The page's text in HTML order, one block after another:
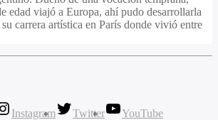
edad viajó a Europa, ahí pudo desarrollarla
carrera artística en París donde vivió entre
Instagram Twitter
YouTube